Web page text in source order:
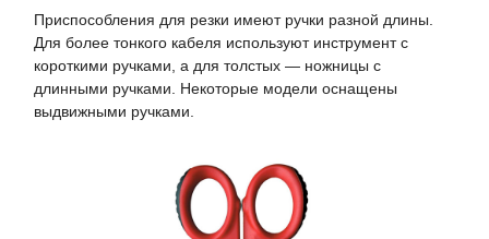
Приспособления для резки имеют ручки разной длины.
Для более тонкого кабеля используют инструмент с
короткими ручками, а для толстых — ножницы с
длинными ручками. Некоторые модели оснащены
выдвижными ручками.